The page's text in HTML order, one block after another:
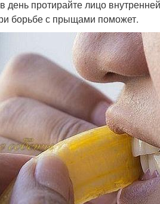
протирайте лицо
борьбе с прыщами поможет.